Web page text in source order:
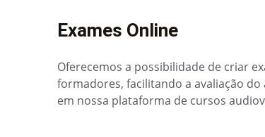
Exames Online
Oferecemos a possibilidade de criar
formadores, facilitando a avaliação
em nossa plataforma de cursos